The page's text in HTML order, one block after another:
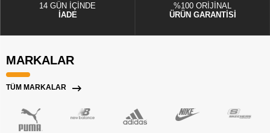
14 GÜN İÇİNDE
İADE
%100 ORİJİNAL
ÜRÜN GARANTİSİ
MARKALAR
TÜM MARKALAR